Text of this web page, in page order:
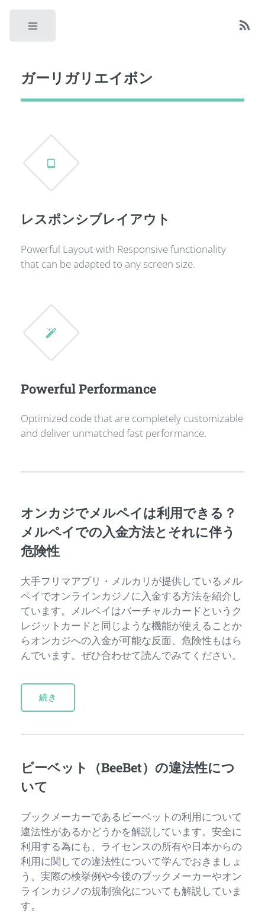
ガーリガリエイボン
レスポンシブレイアウト
Powerful Layout with Responsive functionality
that can be adapted to any screen size.
Powerful Performance
Optimized code that are completely customizable
and deliver unmatched fast performance.
オンカジでメルペイは利用できる？
メルペイでの入金方法とそれに伴う
危険性
大手フリマアプリ・メルカリが提供しているメル
ペイでオンラインカジノに入金する方法を紹介し
ています。メルペイはバーチャルカードというク
レジットカードと同じような機能が使えることか
らオンカジへの入金が可能な反面、危険性もはら
んでいます。ぜひ合わせて読んでみてください。
続き
ビーベット（BeeBet）の違法性につ
いて
ブックメーカーであるビーベットの利用について
違法性があるかどうかを解説しています。安全に
利用する為にも、ライセンスの所有や日本からの
利用に関しての違法性について学んでおきましょ
う。実際の検挙例や今後のブックメーカーやオン
ラインカジノの規制強化についても解説していま
す。